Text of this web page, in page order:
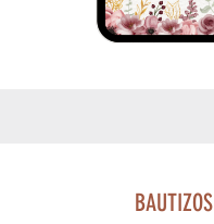
BAUTIZOS